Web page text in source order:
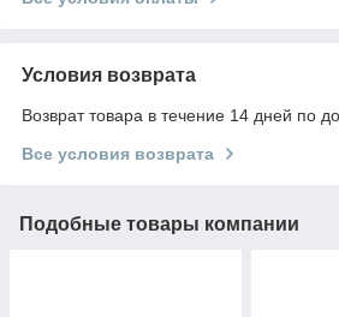
Условия возврата
Возврат товара в течение 14 дней по
Все условия возврата
Подобные товары компании